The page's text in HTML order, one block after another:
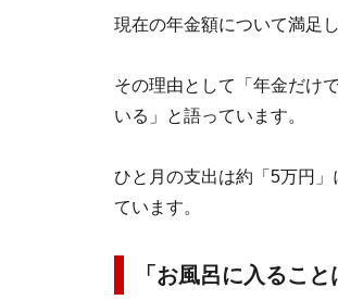
現在の年金額について満足
その理由として「年金だけ
いる」と語っています。
ひと月の支出は約「5万円
ています。
「お風呂に入るこ